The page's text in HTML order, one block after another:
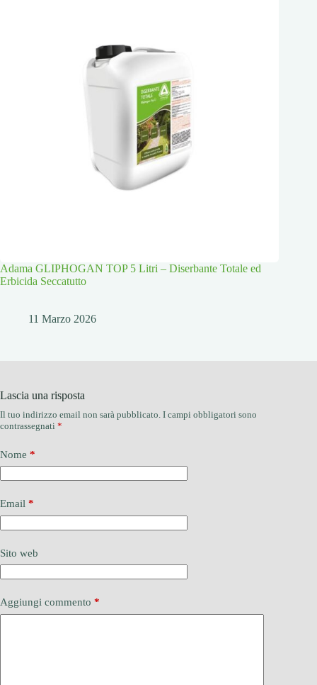
Adama GLIPHOGAN TOP 5 Litri – Diserbante Totale ed
Erbicida Seccatutto
11 Marzo 2026
Lascia una risposta
Il tuo indirizzo email non sarà pubblicato. I campi obbligatori sono
contrassegnati *
Nome *
Email *
Sito web
Aggiungi commento *